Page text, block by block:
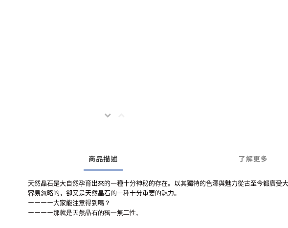
商品描述 了解更多
天然晶石是大自然孕育出來的一種十分神秘的存在。以其獨特的色澤與魅力從古至今都廣
容易忽略的，卻又是天然晶石的一種十分重要的魅力。
ーーーー大家能注意得到嗎 ？
ーーーー那就是天然晶石的獨一無二性。